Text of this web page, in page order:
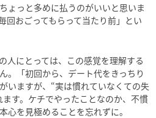
ょっと多めに払うのがいいと思いま
回おごってもらって当たり前」とい
人にとっては、この感覚を理解する
。「初回から、デート代をきっちり
いますが、“実は慣れていなくての失
す。ケチでやったことなのか、不慣
心を見極めることを忘れずに。